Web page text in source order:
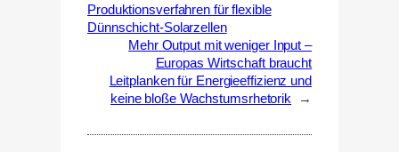
Produktionsverfahren für flexible
Dünnschicht-Solarzellen
Mehr Output mit weniger Input –
Europas Wirtschaft braucht
Leitplanken für Energieeffizienz und
keine bloße Wachstumsrhetorik
→